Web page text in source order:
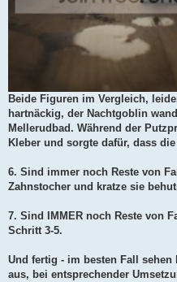
Beide Figuren im Vergleich,
hartnäckig, der Nachtgoblin
Mellerudbad. Während der
Kleber und sorgte dafür, dass
6. Sind immer noch Reste von
Zahnstocher und kratze sie
7. Sind IMMER noch Reste von
Schritt 3-5.
Und fertig - im besten Fall
aus, bei entsprechender